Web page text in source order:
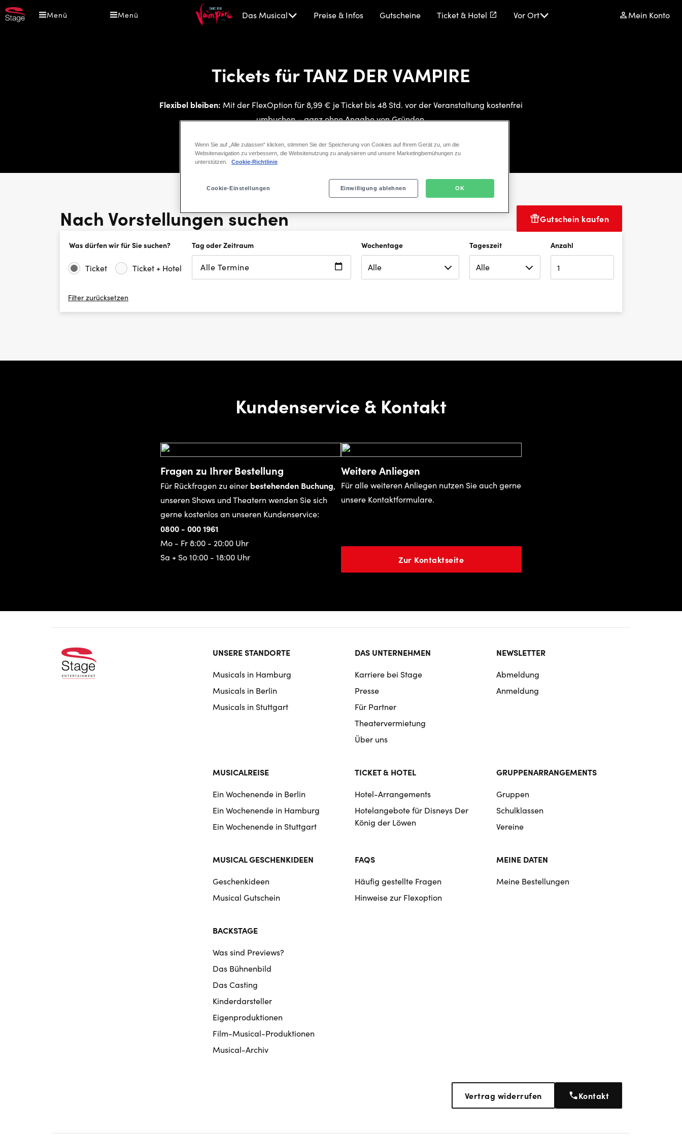
Direkt
zum
Menü Menü
DER
Das Musical Preise & Infos Gutscheine Ticket & Hotel Vor Ort Mein Konto
Tickets für TANZ DER VAMPIRE
Flexibel bleiben: Mit der FlexOption für 8,99 € je Ticket bis 48 Std. vor der Veranstaltung kostenfrei
umbuchen – ganz ohne Angabe von Gründen.
Nach Vorstellungen suchen Gutschein kaufen
Was dürfen wir für Sie suchen?
Ticket Ticket + Hotel
Tag oder Zeitraum
Alle Termine
Wochentage Tageszeit Anzahl
Filter zurücksetzen
Kundenservice & Kontakt
Fragen zu Ihrer Bestellung
Für Rückfragen zu einer bestehenden Buchung,
unseren Shows und Theatern wenden Sie sich
gerne kostenlos an unseren Kundenservice:
0800 - 000 1961
Mo - Fr 8:00 - 20:00 Uhr
Sa + So 10:00 - 18:00 Uhr
Weitere Anliegen
Für alle weiteren Anliegen nutzen Sie auch gerne
unsere Kontaktformulare.
Zur Kontaktseite
Footer
navigation
UNSERE STANDORTE
Musicals in Hamburg
Musicals in Berlin
Musicals in Stuttgart
DAS UNTERNEHMEN
Karriere bei Stage
Presse
Für Partner
Theatervermietung
Über uns
NEWSLETTER
Abmeldung
Anmeldung
MUSICALREISE
Ein Wochenende in Berlin
Ein Wochenende in Hamburg
Ein Wochenende in Stuttgart
TICKET & HOTEL
Hotel-Arrangements
Hotelangebote für Disneys Der
König der Löwen
GRUPPENARRANGEMENTS
Gruppen
Schulklassen
Vereine
MUSICAL GESCHENKIDEEN
Geschenkideen
Musical Gutschein
FAQS
Häufig gestellte Fragen
Hinweise zur Flexoption
MEINE DATEN
Meine Bestellungen
BACKSTAGE
Was sind Previews?
Das Bühnenbild
Das Casting
Kinderdarsteller
Eigenproduktionen
Film-Musical-Produktionen
Musical-Archiv
Vertrag widerrufen Kontakt
Wenn Sie auf „Alle zulassen“ klicken, stimmen Sie der Speicherung von Cookies auf Ihrem Gerät zu, um die
Websitenavigation zu verbessern, die Websitenutzung zu analysieren und unsere Marketingbemühungen zu
unterstützen.
Cookie-Richtlinie
Cookie-Einstellungen Einwilligung ablehnen OK